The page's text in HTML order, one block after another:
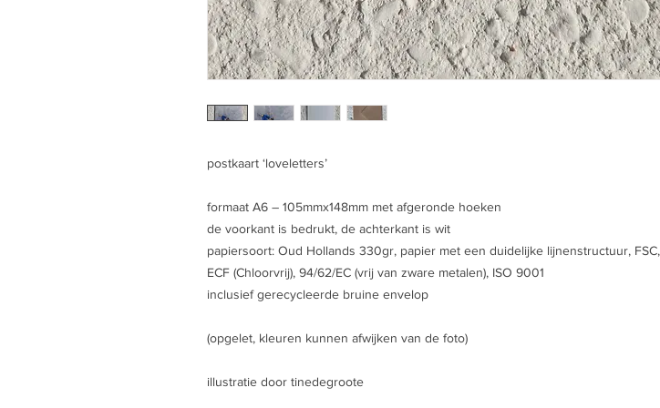
postkaart ‘loveletters’
formaat A6 – 105mmx148mm met afgeronde hoeken
de voorkant is bedrukt, de achterkant is wit
papiersoort: Oud Hollands 330gr, papier met een duidelijke lijnenstructuur, FSC,
ECF (Chloorvrij), 94/62/EC (vrij van zware metalen), ISO 9001
inclusief gerecycleerde bruine envelop
(opgelet, kleuren kunnen afwijken van de foto)
illustratie door tinedegroote